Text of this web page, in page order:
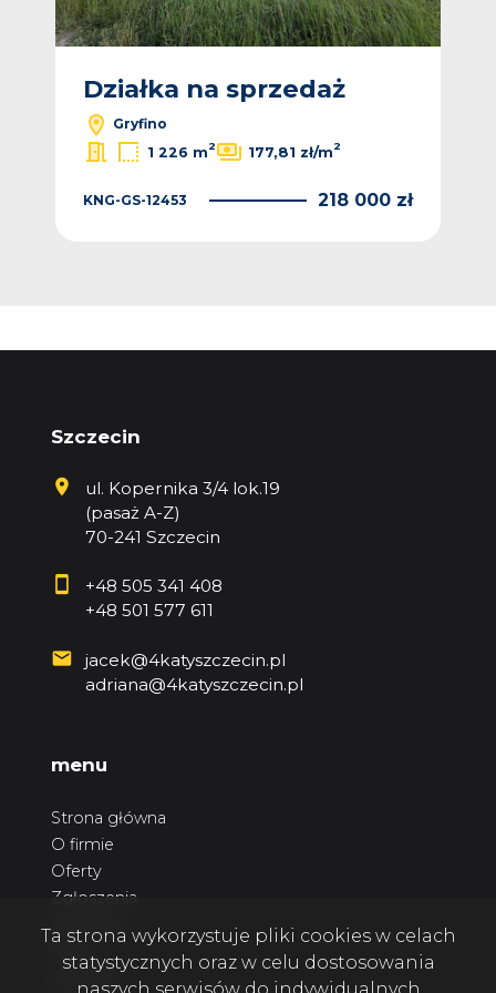
Działka na sprzedaż
Gryfino
1 226 m2 177,81 zł/m2
KNG-GS-12453 218 000 zł
Szczecin
ul. Kopernika 3/4 lok.19
(pasaż A-Z)
70-241 Szczecin
+48 505 341 408
+48 501 577 611
jacek@4katyszczecin.pl
adriana@4katyszczecin.pl
menu
Strona główna
O firmie
Oferty
Zgłoszenia
Kontakt
Ta strona wykorzystuje pliki cookies w celach
statystycznych oraz w celu dostosowania
naszych serwisów do indywidualnych